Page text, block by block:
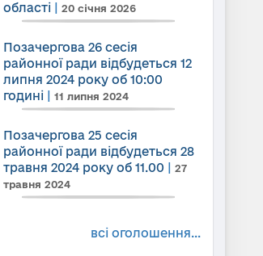
області| 20 січня 2026
Позачергова 26 сесія
районної ради відбудеться 12
липня 2024 року об 10:00
годині| 11 липня 2024
Позачергова 25 сесія
районної ради відбудеться 28
травня 2024 року об 11.00
27
травня 2024
всі оголошення...